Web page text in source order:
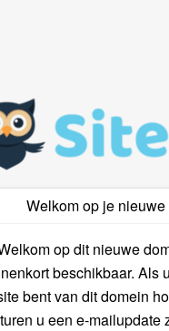
Welkom op je
op dit nieuwe
beschikbaar. Als
bent van dit domein
u een e-mailupdate